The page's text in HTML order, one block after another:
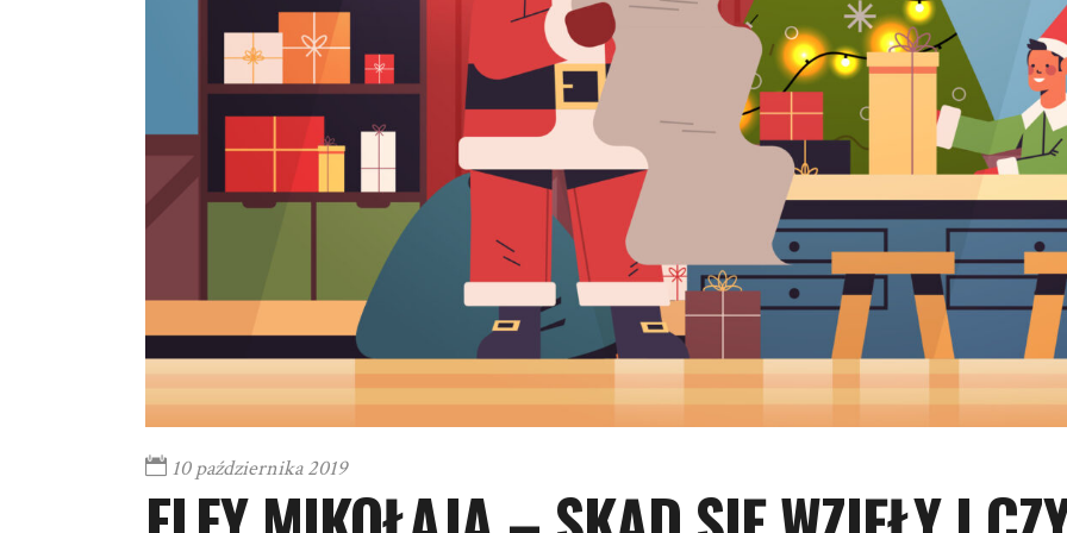
10 października 2019